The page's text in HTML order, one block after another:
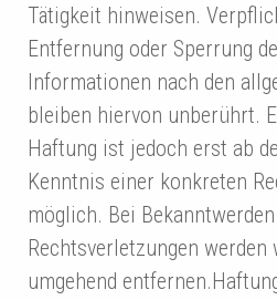
Tätigkeit hinweisen.
Entfernung oder Sperrung
Informationen nach den
bleiben hiervon unberührt.
Haftung ist jedoch erst ab
Kenntnis einer konkreten
möglich. Bei
Rechtsverletzungen
umgehend